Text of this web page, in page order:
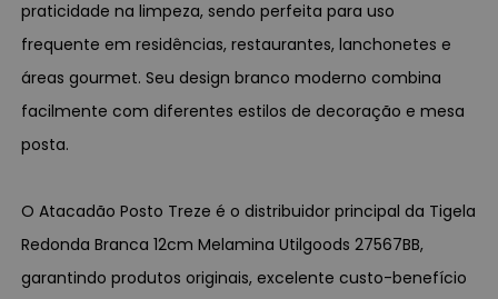
praticidade na limpeza, sendo perfeita para uso
frequente em residências, restaurantes, lanchonetes e
áreas gourmet. Seu design branco moderno combina
facilmente com diferentes estilos de decoração e mesa
posta.
O Atacadão Posto Treze é o distribuidor principal da Tigela
Redonda Branca 12cm Melamina Utilgoods 27567BB,
garantindo produtos originais, excelente custo-benefício